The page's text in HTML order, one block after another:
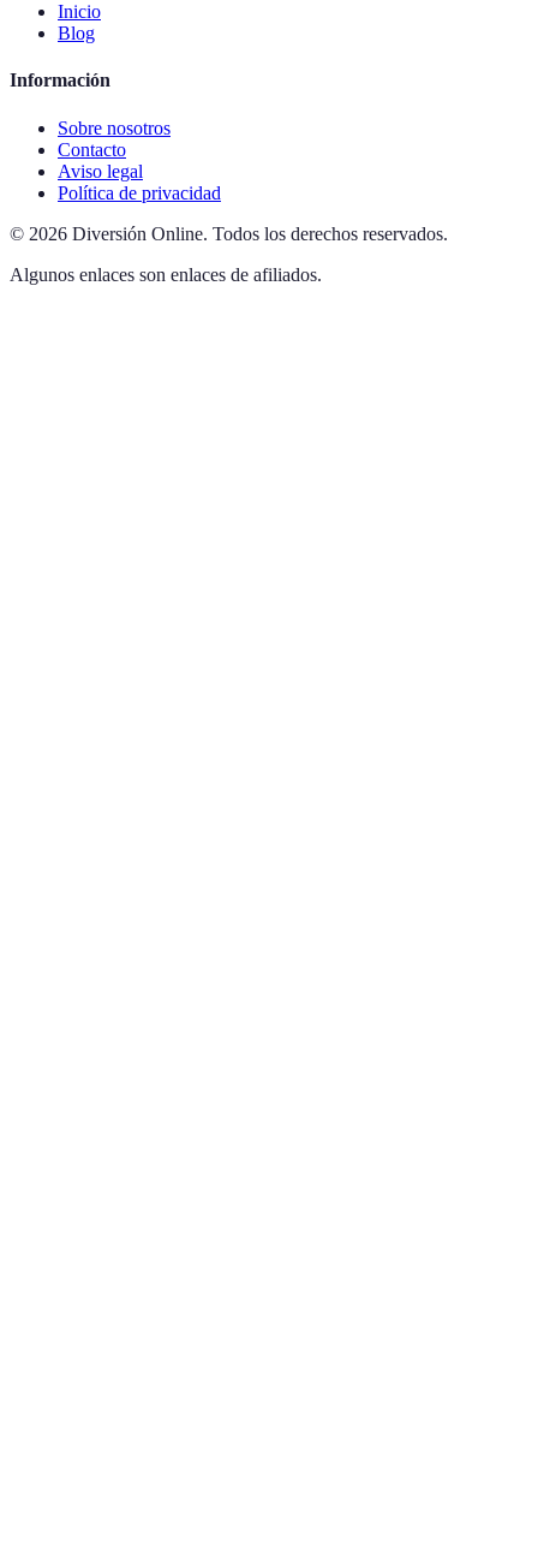
Inicio
Blog
Información
Sobre nosotros
Contacto
Aviso legal
Política de privacidad
© 2026 Diversión Online. Todos los derechos reservados.
Algunos enlaces son enlaces de afiliados.